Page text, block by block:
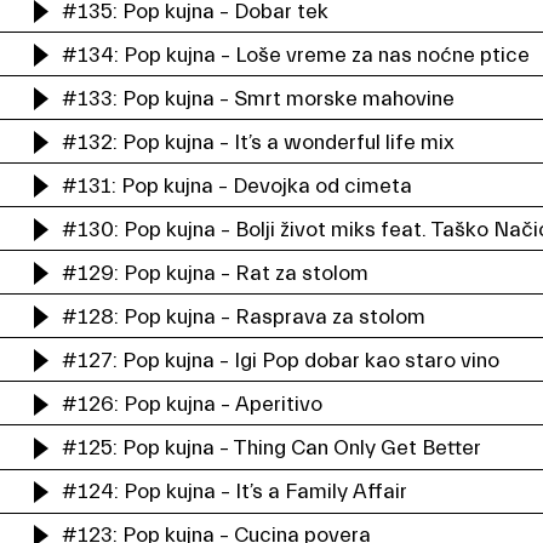
#135: Pop kujna – Dobar tek
#134: Pop kujna – Loše vreme za nas noćne ptice
#133: Pop kujna – Smrt morske mahovine
#132: Pop kujna – It’s a wonderful life mix
#131: Pop kujna – Devojka od cimeta
#130: Pop kujna – Bolji život miks feat. Taško
#129: Pop kujna – Rat za stolom
#128: Pop kujna – Rasprava za stolom
#127: Pop kujna – Igi Pop dobar kao staro vino
#126: Pop kujna – Aperitivo
#125: Pop kujna – Thing Can Only Get Better
#124: Pop kujna – It’s a Family Affair
#123: Pop kujna – Cucina povera